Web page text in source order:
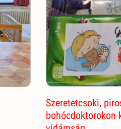
Szeretetcsoki,
bohócdoktorokon